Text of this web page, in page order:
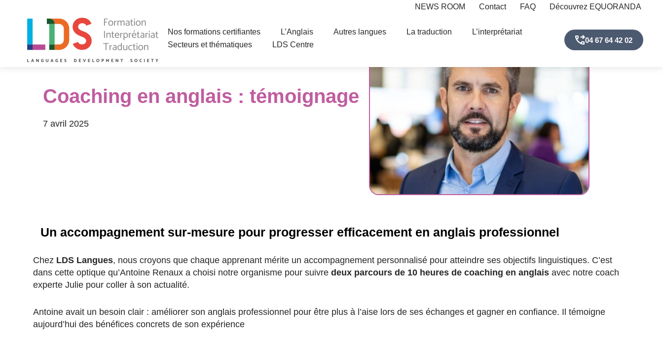
NEWS ROOM Contact FAQ Découvrez EQUORANDA
Nos formations certifiantes L’Anglais Autres langues La traduction
L’interprétariat
Secteurs et thématiques
LDS Centre
04 67 64 42 02
Coaching en anglais : témoignage
7 avril 2025
Un accompagnement sur-mesure pour progresser efficacement en anglais professionnel
Chez LDS Langues, nous croyons que chaque apprenant mérite un accompagnement personnalisé pour atteindre ses objectifs linguistiques. C’est
dans cette optique qu’Antoine Renaux a choisi notre organisme pour suivredeux parcours de 10 heures de coaching en anglais avec notre coach
experte Julie pour coller à son actualité.
Antoine avait un besoin clair : améliorer son anglais professionnel pour être plus à l’aise lors de ses échanges et gagner en confiance. Il témoigne
aujourd’hui des bénéfices concrets de son expérience